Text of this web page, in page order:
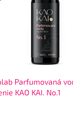
Parfumovaná
KAO KAI. No.1